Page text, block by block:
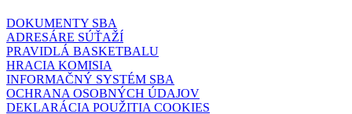
DOKUMENTY SBA
ADRESÁRE SÚŤAŽÍ
PRAVIDLÁ BASKETBALU
HRACIA KOMISIA
INFORMAČNÝ SYSTÉM SBA
OCHRANA OSOBNÝCH ÚDAJOV
DEKLARÁCIA POUŽITIA COOKIES